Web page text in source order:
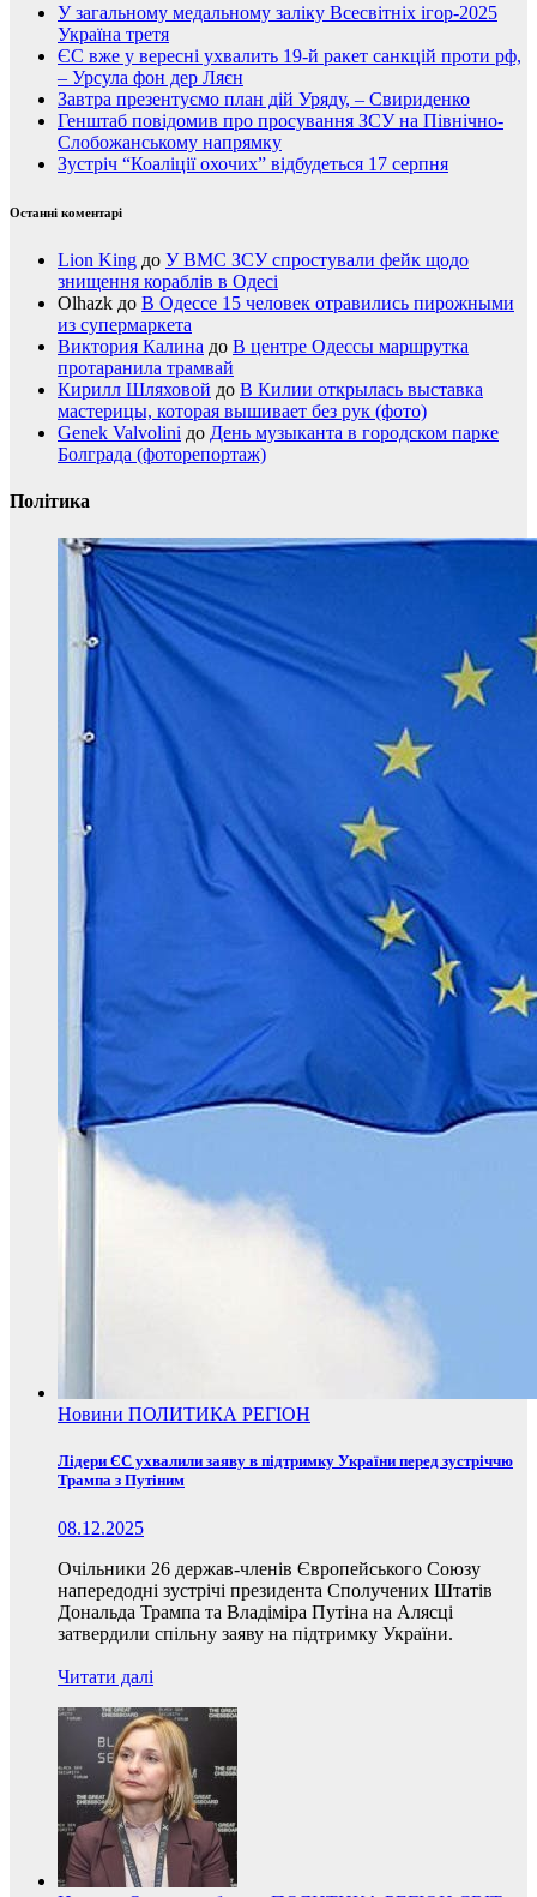
У загальному медальному заліку Всесвітніх ігор-2025
Україна третя
ЄС вже у вересні ухвалить 19-й ракет санкцій проти рф,
– Урсула фон дер Ляєн
Завтра презентуємо план дій Уряду, – Свириденко
Генштаб повідомив про просування ЗСУ на Північно-
Слобожанському напрямку
Зустріч “Коаліції охочих” відбудеться 17 серпня
Останні коментарі
Lion King до У ВМС ЗСУ спростували фейк щодо
знищення кораблів в Одесі
Olhazk до В Одессе 15 человек отравились пирожными
из супермаркета
Виктория Калина до В центре Одессы маршрутка
протаранила трамвай
Кирилл Шляховой до В Килии открылась выставка
мастерицы, которая вышивает без рук (фото)
Genek Valvolini до День музыканта в городском парке
Болграда (фоторепортаж)
Політика
Новини ПОЛИТИКА РЕГІОН
Лідери ЄС ухвалили заяву в підтримку України перед зустріччю
Трампа з Путіним
08.12.2025
Очільники 26 держав-членів Європейського Союзу
напередодні зустрічі президента Сполучених Штатів
Дональда Трампа та Владіміра Путіна на Алясці
затвердили спільну заяву на підтримку України.
Читати далі